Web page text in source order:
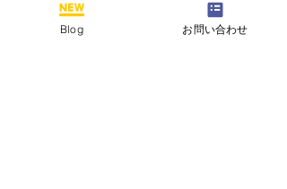
Blog お問い合わせ